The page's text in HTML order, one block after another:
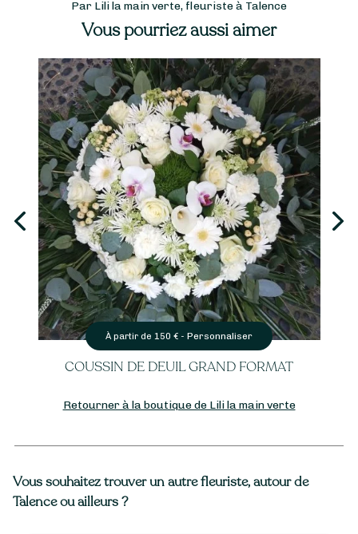
Par Lili la main verte, fleuriste à Talence
Vous pourriez aussi aimer
€ -Personnaliser
GRAND FORMAT
À partir de
Retourner à la boutique de Lili la main verte
Vous souhaitez trouver un autre fleuriste, autour de
Talence ou ailleurs ?